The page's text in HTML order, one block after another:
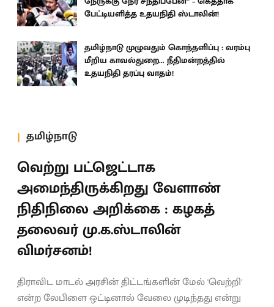
பேட்டியளித்த உதயநிதி ஸ்டாலின்!
தமிழ்நாடு முழுவதும் கொந்தளிப்பு : வரம்பு
மீறிய காவல்துறை... நீதிமன்றத்தில்
உதயநிதி தரப்பு வாதம்!
தமிழ்நாடு
வெற்று பட்ஜெட்டாக
அமைந்திருக்கிறது வேளாண்
நிதிநிலை அறிக்கை : கழகத்
தலைவர் மு.க.ஸ்டாலின்
விமர்சனம்!
திராவிட மாடல் அரசின் திட்டங்களின் மேல் 'வெற்றி'
என்ற லேபிளை ஒட்டினால் வேலை முடிந்தது என்று